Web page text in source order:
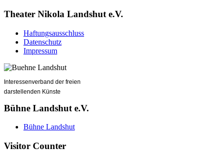
Theater Nikola Landshut e.V.
Haftungsausschluss
Datenschutz
Impressum
Interessenverband der freien
darstellenden Künste
Bühne Landshut e.V.
Bühne Landshut
Visitor Counter